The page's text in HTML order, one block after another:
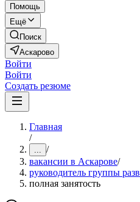
Помощь
Ещё
Поиск
Аскарово
Войти
Войти
Создать резюме
Главная
/
... /
вакансии в Аскарове/
руководитель группы
полная занятость